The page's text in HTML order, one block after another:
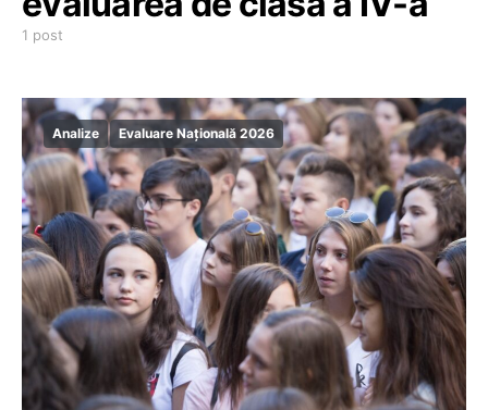
1 post
Analize Evaluare Națională 2026